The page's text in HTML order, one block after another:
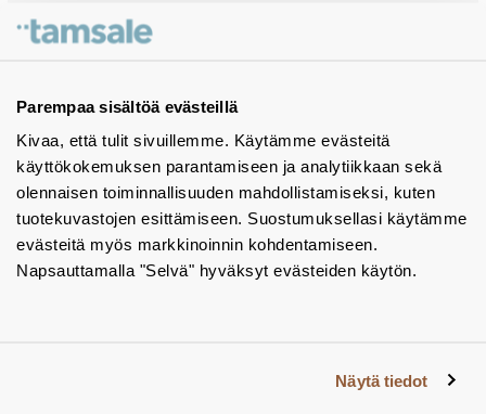
Parempaa sisältöä evästeillä
Kivaa, että tulit sivuillemme. Käytämme evästeitä
käyttökokemuksen parantamiseen ja analytiikkaan sekä
olennaisen toiminnallisuuden mahdollistamiseksi, kuten
tuotekuvastojen esittämiseen. Suostumuksellasi käytämme
evästeitä myös markkinoinnin kohdentamiseen.
Napsauttamalla "Selvä" hyväksyt evästeiden käytön.
Näytä tiedot
Ota yhteyttä - autamme mielellämme
Tuotekuvastot
Instagram
BIM-objektit
Yhteystiedot
Tiedotteet